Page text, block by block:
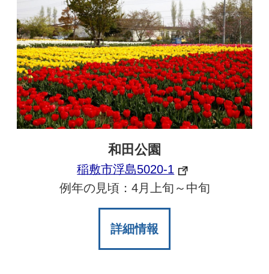
和田公園
稲敷市浮島5020-1
例年の見頃：4月上旬～中旬
詳細情報